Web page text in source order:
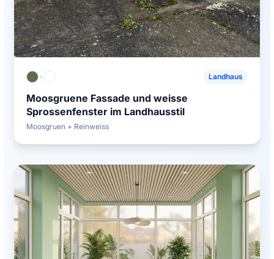
+ Landhaus
Moosgruene Fassade und weisse
Sprossenfenster im Landhausstil
Moosgruen + Reinweiss